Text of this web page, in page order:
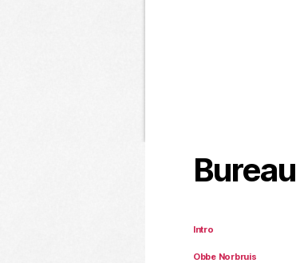
Bureau
Intro
Obbe Norbruis